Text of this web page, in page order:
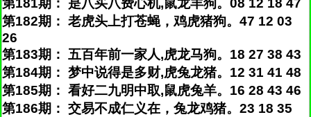
第181期： 是八买八费心机,鼠龙羊狗。08 12 18 47
第182期： 老虎头上打苍蝇，鸡虎猪狗。47 12 03
26
第183期： 五百年前一家人,虎龙马狗。18 27 38 43
第184期： 梦中说得是多财,虎兔龙猪。12 31 41 48
第185期： 看好二九明中取,鼠虎兔羊。16 28 43 46
第186期： 交易不成仁义在，兔龙鸡猪。23 18 35